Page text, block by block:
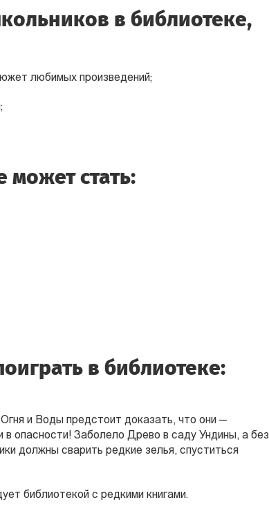
в библиотеке,
любимых произведений;
может стать:
в библиотеке:
и Воды предстоит доказать, что они —
опасности! Заболело Древо в саду Ундины, а без
должны сварить редкие зелья, спуститься
библиотекой с редкими книгами.